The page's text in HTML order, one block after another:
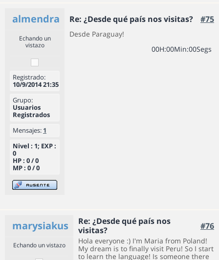
almendra Re: ¿Desde qué país nos visitas? #75
Echando un
vistazo
Registrado:
10/9/2014 21:35
Grupo:
Usuarios
Registrados
Mensajes: 1
Nivel : 1; EXP :
0
HP : 0 / 0
MP : 0 / 0
Desde Paraguay!
00H:00Min:00Segs
marysiakus
Re: ¿Desde qué país nos
visitas?
#76
Echando un vistazo
Hola everyone :) I'm Maria from Poland!
My dream is to finally visit Peru! So I start
to learn the language! Is someone there